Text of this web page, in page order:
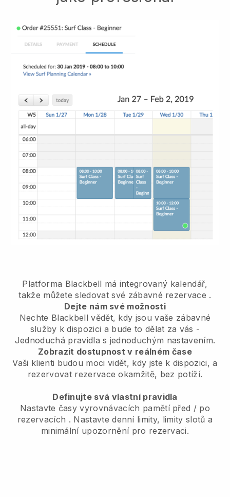
Platforma Blackbell má integrovaný kalendář,
takže můžete sledovat své zábavné rezervace .
Dejte nám své možnosti
Nechte Blackbell vědět, kdy jsou vaše zábavné
služby k dispozici a bude to dělat za vás -
Jednoduchá pravidla s jednoduchým nastavením.
Zobrazit dostupnost v reálném čase
Vaši klienti budou moci vidět, kdy jste k dispozici,a
rezervovat rezervace okamžitě, bez potíží.
Definujte svá vlastní pravidla
Nastavte časy vyrovnávacích pamětí před / po
rezervacích . Nastavte denní limity, limity slotů a
minimální upozornění pro rezervaci.